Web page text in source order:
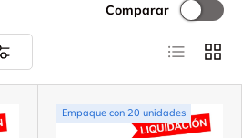
Comparar
Lista
Empaque con 20 unidades